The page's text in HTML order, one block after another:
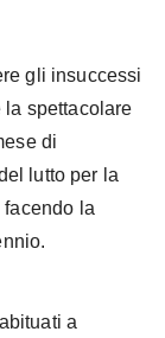
gli insuccessi
la spettacolare
di
lutto per la
la
a